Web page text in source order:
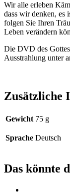
Wir alle erleben
dass wir denken, es
folgen Sie Ihren
Leben verändern
Die DVD des
Ausstrahlung unter
Zusätzliche
Gewicht 75 g
Sprache Deutsch
Das könnte